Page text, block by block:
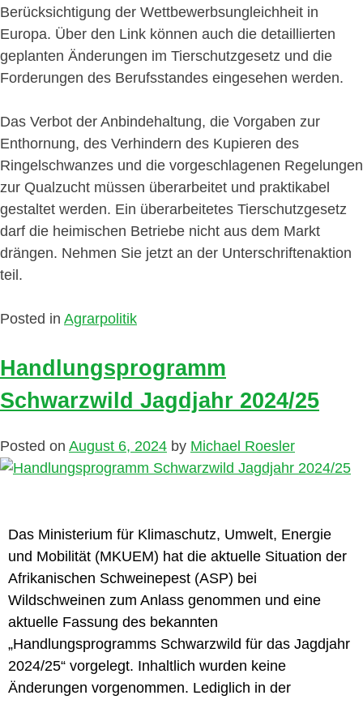
Berücksichtigung der Wettbewerbsungleichheit in
Europa. Über den Link können auch die detaillierten
geplanten Änderungen im Tierschutzgesetz und die
Forderungen des Berufsstandes eingesehen werden.
Das Verbot der Anbindehaltung, die Vorgaben zur
Enthornung, des Verhindern des Kupieren des
Ringelschwanzes und die vorgeschlagenen Regelungen
zur Qualzucht müssen überarbeitet und praktikabel
gestaltet werden. Ein überarbeitetes Tierschutzgesetz
darf die heimischen Betriebe nicht aus dem Markt
drängen. Nehmen Sie jetzt an der Unterschriftenaktion
teil.
Posted in Agrarpolitik
Handlungsprogramm
Schwarzwild Jagdjahr 2024/25
Posted on August 6, 2024 by Michael Roesler
Das Ministerium für Klimaschutz, Umwelt, Energie
und Mobilität (MKUEM) hat die aktuelle Situation der
Afrikanischen Schweinepest (ASP) bei
Wildschweinen zum Anlass genommen und eine
aktuelle Fassung des bekannten
„Handlungsprogramms Schwarzwild für das Jagdjahr
2024/25“ vorgelegt. Inhaltlich wurden keine
Änderungen vorgenommen. Lediglich in der